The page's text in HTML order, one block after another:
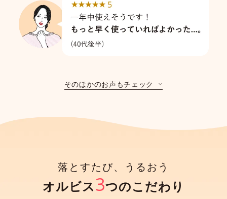
そのほかのお声もチェック
落とすたび、うるおう
オルビス3つのこだわり